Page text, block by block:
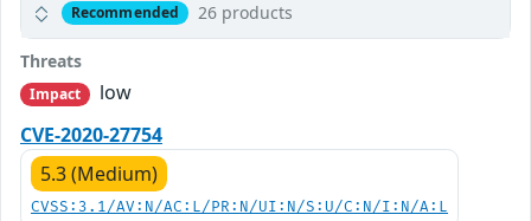
Recommended 26 products
Threats
Impact
low
CVE-2020-27754
5.3 (Medium)
CVSS:3.1/AV:N/AC:L/PR:N/UI:N/S:U/C:N/I:N/A:L